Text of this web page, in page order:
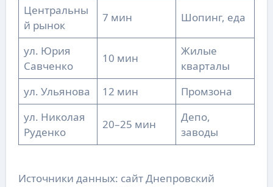
Центральны
й рынок
7 мин Шопинг, еда
ул. Юрия
Савченко
10 мин
Жилые
кварталы
ул. Ульянова
12 мин
Промзона
ул. Николая
Руденко
20–25 мин
Депо,
заводы
Источники данных: сайт Днепровский